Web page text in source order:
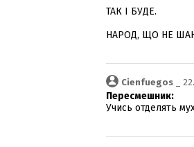
ТАК І БУДЕ.
НАРОД, ЩО НЕ
Cienfuegos _
Пересмешник:
Учись отделять